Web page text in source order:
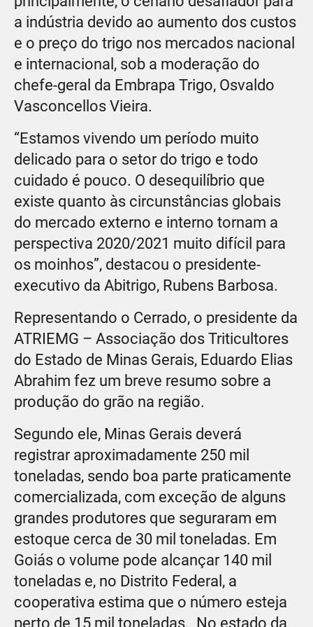
a indústria devido ao aumento dos custos
e o preço do trigo nos mercados nacional
e internacional, sob a moderação do
chefe-geral da Embrapa Trigo, Osvaldo
Vasconcellos Vieira.
“Estamos vivendo um período muito
delicado para o setor do trigo e todo
cuidado é pouco. O desequilíbrio que
existe quanto às circunstâncias globais
do mercado externo e interno tornam a
perspectiva 2020/2021 muito difícil para
os moinhos”, destacou o presidente-
executivo da Abitrigo, Rubens Barbosa.
Representando o Cerrado, o presidente da
ATRIEMG – Associação dos Triticultores
do Estado de Minas Gerais, Eduardo Elias
Abrahim fez um breve resumo sobre a
produção do grão na região.
Segundo ele, Minas Gerais deverá
registrar aproximadamente 250 mil
toneladas, sendo boa parte praticamente
comercializada, com exceção de alguns
grandes produtores que seguraram em
estoque cerca de 30 mil toneladas. Em
Goiás o volume pode alcançar 140 mil
toneladas e, no Distrito Federal, a
cooperativa estima que o número esteja
perto de 15 mil toneladas. No estado da